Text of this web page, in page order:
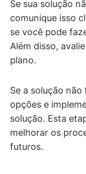
Se sua solução
comunique isso
se você pode
Além disso,
plano.
Se a solução
opções e
solução. Esta
melhorar os
futuros.